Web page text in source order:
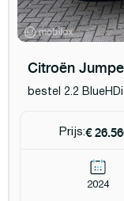
Citroën
bestel 2.2 BlueHDi
Prijs:€
2024